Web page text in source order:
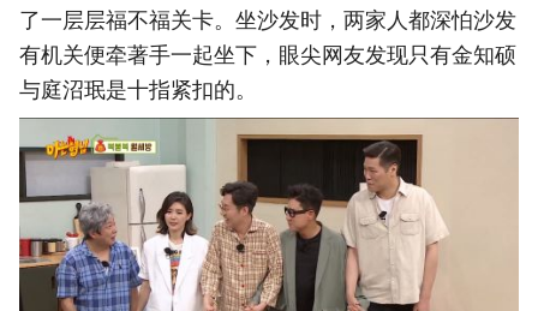
了一层层福不福关卡。坐沙发时，两家人都深怕沙发
有机关便牵著手一起坐下，眼尖网友发现只有金知硕
与庭沼珉是十指紧扣的。